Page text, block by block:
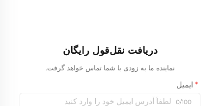
دریافت نقل‌قول رایگان
نماینده ما به زودی با شما تماس خواهد گرفت.
ایمیل
0/100